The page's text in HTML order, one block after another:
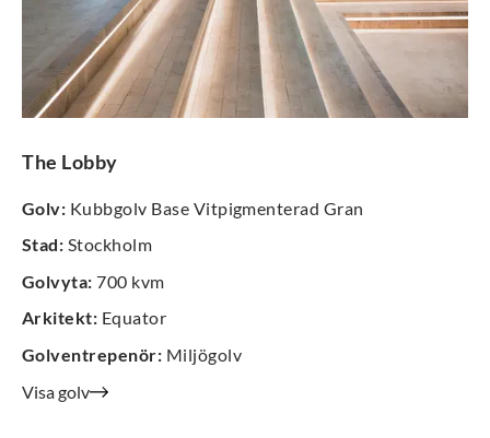
The Lobby
Golv: Kubbgolv Base Vitpigmenterad Gran
Stad: Stockholm
Golvyta: 700 kvm
Arkitekt: Equator
Golventrepenör: Miljögolv
Visa golv